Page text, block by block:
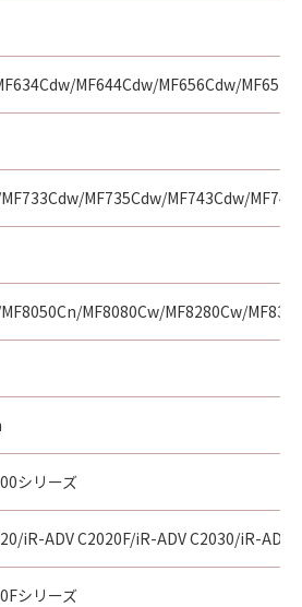
ような行為をさせてはなりま
テンツデータ」を、キヤノ
会社、もしくはキヤノンのラ
ージを損なう行為のために利
はその他キヤノンが不適切と
用することはできません。ま
ような行為をさせてはなりま
び利用の承諾
様が「ソフトウェア」を使用
第三者のサーバーにアクセス
様の使用環境に適合した情
様への提供のために、「ソフ
客様の使用する「プリンタ
シリアル番号、「許諾ソフト
言語の設定情報、インクまた
「プリンター」の状態に関す
、並びにOS・ブラウザーの種
する場合があること（但し、
MF644Cdw/MF656Cdw/
MF735Cdw/MF743Cdw/
MF8080Cw/MF8280Cw/
シリーズ
iR-ADV C2020F/iR-ADV C2030/iR-
シリーズ